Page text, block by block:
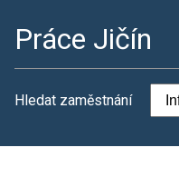
Práce Jičín
Hledat zaměstnání